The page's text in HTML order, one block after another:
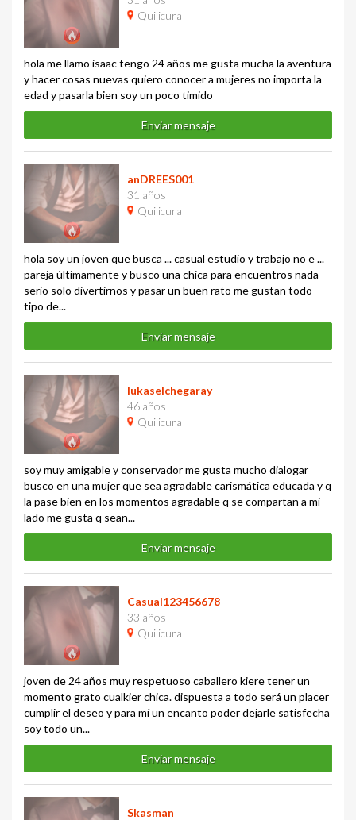
Quilicura
hola me llamo isaac tengo 24 años me gusta mucha la aventura
y hacer cosas nuevas quiero conocer a mujeres no importa la
edad y pasarla bien soy un poco timido
Enviar mensaje
anDREES001
31 años
Quilicura
hola soy un joven que busca ... casual estudio y trabajo no e ...
pareja últimamente y busco una chica para encuentros nada
serio solo divertirnos y pasar un buen rato me gustan todo
tipo de...
Enviar mensaje
lukaselchegaray
46 años
Quilicura
soy muy amigable y conservador me gusta mucho dialogar
busco en una mujer que sea agradable carismática educada y q
la pase bien en los momentos agradable q se compartan a mi
lado me gusta q sean...
Enviar mensaje
Casual123456678
33 años
Quilicura
joven de 24 años muy respetuoso caballero kiere tener un
momento grato cualkier chica. dispuesta a todo será un placer
cumplir el deseo y para mí un encanto poder dejarle satisfecha
soy todo un...
Enviar mensaje
Skasman